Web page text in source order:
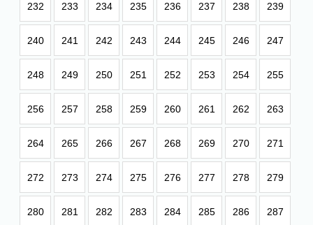
232 233 234 235 236 237 238 239
240 241 242 243 244 245 246 247
248 249 250 251 252 253 254 255
256 257 258 259 260 261 262 263
264 265 266 267 268 269 270 271
272 273 274 275 276 277 278 279
280 281 282 283 284 285 286 287